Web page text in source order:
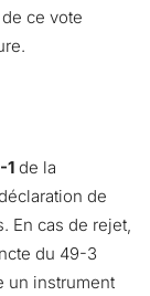
ce vote
1 de la
de
En cas de rejet,
du 49-3
un instrument